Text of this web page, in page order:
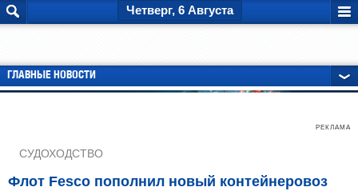
Четверг, 6 Августа
ГЛАВНЫЕ НОВОСТИ
РЕКЛАМА
СУДОХОДСТВО
Флот Fesco пополнил новый контейнеровоз